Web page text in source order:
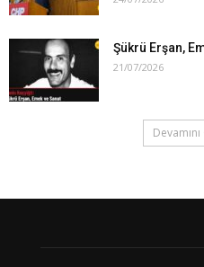
Şükrü Erşan,
21/07/2026